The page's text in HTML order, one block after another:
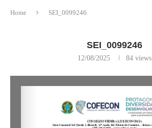
Home SEI_0099246
SEI_0099246
12/08/2025 84views